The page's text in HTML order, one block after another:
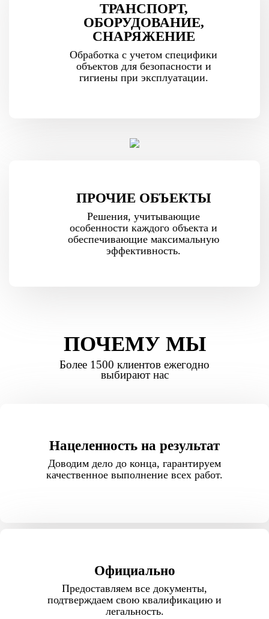
ТРАНСПОРТ,
ОБОРУДОВАНИЕ,
СНАРЯЖЕНИЕ
Обработка с учетом специфики
объектов для безопасности и
гигиены при эксплуатации.
ПРОЧИЕ ОБЪЕКТЫ
Решения, учитывающие
особенности каждого объекта и
обеспечивающие максимальную
эффективность.
ПОЧЕМУ МЫ
Более 1500 клиентов ежегодно
выбирают нас
Нацеленность на результат
Доводим дело до конца, гарантируем
качественное выполнение всех работ.
Официально
Предоставляем все документы,
подтверждаем свою квалификацию и
легальность.